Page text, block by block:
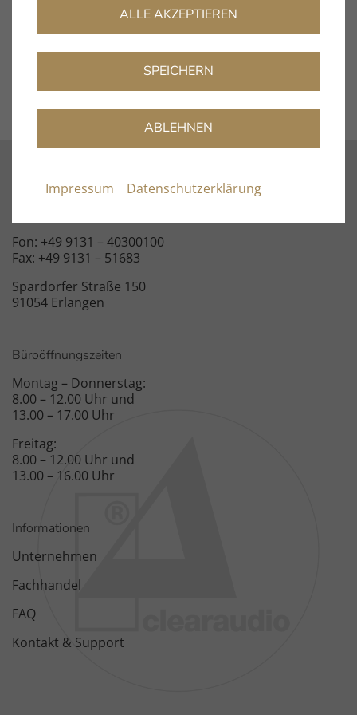
Record cleaning fluids
Kontakt
Fon: +49 9131 – 40300100
Fax: +49 9131 – 51683
Spardorfer Straße 150
91054 Erlangen
Büroöffnungszeiten
Montag – Donnerstag:
8.00 – 12.00 Uhr und
13.00 – 17.00 Uhr
Freitag:
8.00 – 12.00 Uhr und
13.00 – 16.00 Uhr
Informationen
Unternehmen
Fachhandel
FAQ
Kontakt & Support
ALLE AKZEPTIEREN
SPEICHERN
ABLEHNEN
Impressum Datenschutzerklärung